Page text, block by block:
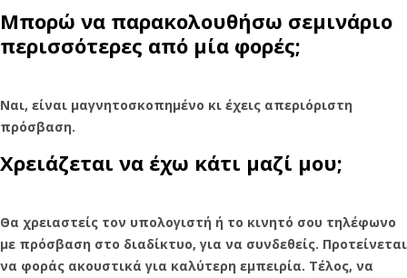
Μπορώ να παρακολουθήσω σεμινάριο
περισσότερες από μία φορές;
Ναι, είναι μαγνητοσκοπημένο κι έχεις απεριόριστη
πρόσβαση.
Χρειάζεται να έχω κάτι μαζί μου;
Θα χρειαστείς τον υπολογιστή ή το κινητό σου τηλέφωνο
με πρόσβαση στο διαδίκτυο, για να συνδεθείς. Προτείνεται
να φοράς ακουστικά για καλύτερη εμπειρία. Τέλος, να